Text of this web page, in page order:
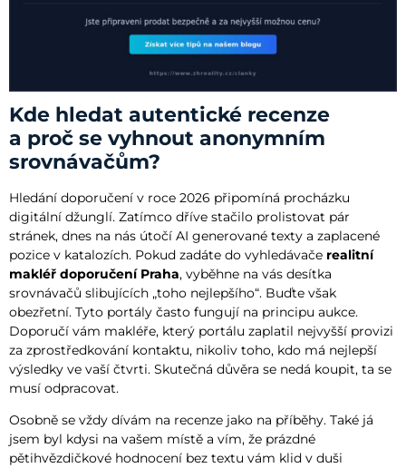
Kde hledat autentické recenze
a proč se vyhnout anonymním
srovnávačům?
Hledání doporučení v roce 2026 připomíná procházku
digitální džunglí. Zatímco dříve stačilo prolistovat pár
stránek, dnes na nás útočí AI generované texty a zaplacené
pozice v katalozích. Pokud zadáte do vyhledávače realitní
makléř doporučení Praha, vyběhne na vás desítka
srovnávačů slibujících „toho nejlepšího“. Buďte však
obezřetní. Tyto portály často fungují na principu aukce.
Doporučí vám makléře, který portálu zaplatil nejvyšší provizi
za zprostředkování kontaktu, nikoliv toho, kdo má nejlepší
výsledky ve vaší čtvrti. Skutečná důvěra se nedá koupit, ta se
musí odpracovat.
Osobně se vždy dívám na recenze jako na příběhy. Také já
jsem byl kdysi na vašem místě a vím, že prázdné
pětihvězdičkové hodnocení bez textu vám klid v duši